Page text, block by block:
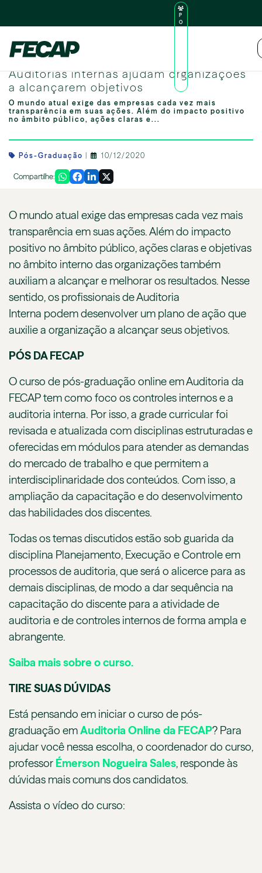
P
O
U
N
Auditorias internas ajudam organizações
a alcançarem objetivos
O mundo atual exige das empresas cada vez mais
transparência em suas ações. Além do impacto positivo
no âmbito público, ações claras e...
Pós-Graduação 10/12/2020
Compartilhe:
O mundo atual exige das empresas cada vez mais
transparência em suas ações. Além do impacto
positivo no âmbito público, ações claras e objetivas
no âmbito interno das organizações também
auxiliam a alcançar e melhorar os resultados. Nesse
sentido, os profissionais de Auditoria
Interna podem desenvolver um plano de ação que
auxilie a organização a alcançar seus objetivos.
PÓS DA FECAP
O curso de pós-graduação online em Auditoria da
FECAP tem como foco os controles internos e a
auditoria interna. Por isso, a grade curricular foi
revisada e atualizada com disciplinas estruturadas e
oferecidas em módulos para atender as demandas
do mercado de trabalho e que permitem a
interdisciplinaridade dos conteúdos. Com isso, a
ampliação da capacitação e do desenvolvimento
das habilidades dos discentes.
Todas os temas discutidos estão sob guarida da
disciplina Planejamento, Execução e Controle em
processos de auditoria, que será o alicerce para as
demais disciplinas, de modo a dar sequência na
capacitação do discente para a atividade de
auditoria e de controles internos de forma ampla e
abrangente.
Saiba mais sobre o curso.
TIRE SUAS DÚVIDAS
Está pensando em iniciar o curso de pós-
graduação emAuditoria Online da FECAP? Para
ajudar você nessa escolha, o coordenador do curso,
professor Émerson Nogueira Sales, responde às
dúvidas mais comuns dos candidatos.
Assista o vídeo do curso: